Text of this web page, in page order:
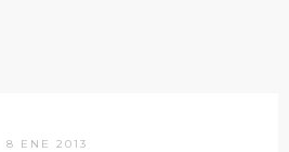
8 ENE 2013